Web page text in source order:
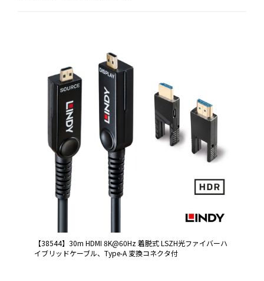
【38544】30m HDMI 8K@60Hz 着脱式 LSZH光ファイバーハ
イブリッドケーブル、Type-A 変換コネクタ付